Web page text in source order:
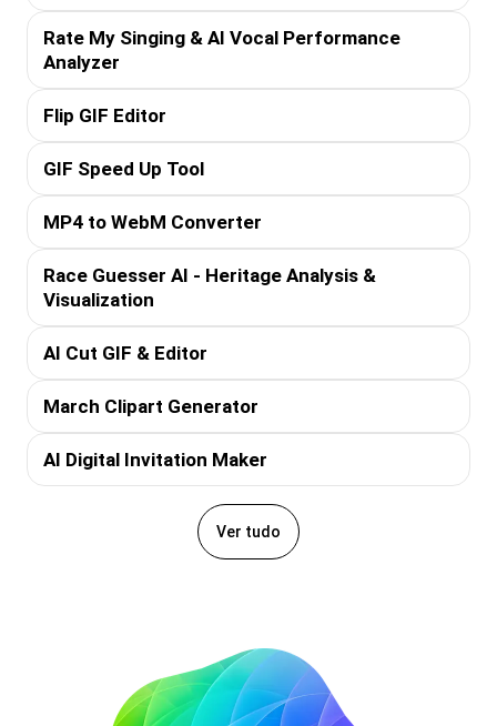
Rate My Singing & AI Vocal Performance
Analyzer
Flip GIF Editor
GIF Speed Up Tool
MP4 to WebM Converter
Race Guesser AI - Heritage Analysis &
Visualization
AI Cut GIF & Editor
March Clipart Generator
AI Digital Invitation Maker
Ver tudo